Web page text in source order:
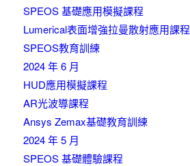
SPEOS 基礎應用模擬課程
Lumerical表面增強拉曼散射應用課程
SPEOS教育訓練
2024 年 6 月
HUD應用模擬課程
AR光波導課程
Ansys Zemax基礎教育訓練
2024 年 5 月
SPEOS 基礎體驗課程